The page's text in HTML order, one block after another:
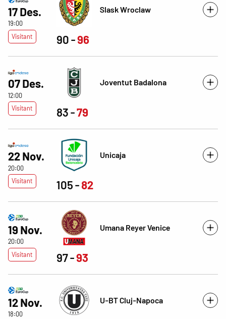
17 Des.
19:00
Visitant
Slask Wroclaw
90 96
07 Des.
12:00
Visitant
Joventut Badalona
83 79
22 Nov.
20:00
Visitant
Unicaja
105 82
19 Nov.
20:00
Visitant
Umana Reyer Venice
97 93
12 Nov.
18:00
U-BT Cluj-Napoca